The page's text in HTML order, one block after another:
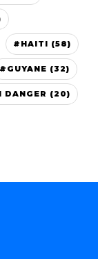
#HAITI (58)
#GUYANE (32)
DANGER (20)